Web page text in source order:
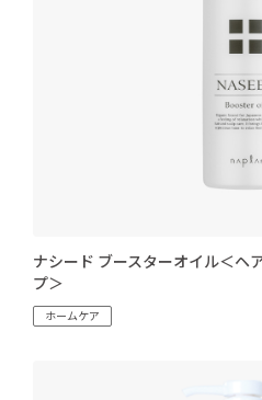
ナシード ブースターオイル＜ヘ
プ＞
ホームケア